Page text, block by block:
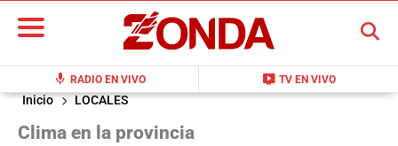
mic RADIO EN VIVO live_tv TV EN VIVO
BUSCAR
Inicio LOCALES
Clima en la provincia